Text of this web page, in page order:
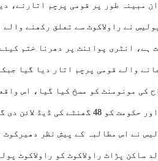
مبینہ طور پر قومی پرچم اتارنے،
نے راولاکوٹ سے تعلق رکھنے
ہے، انٹری پوائنٹ پر دھرنا ختم
والے قومی پرچم اتار دیا گیا
کی مونومنٹ کو مسخ کیا گیا، اس
مسلم کانفرنس کی طرف سے جائے وقوع پر احتجاج کیا
نے اس مطالبہ کے پیش نظر دھیرکوٹ
ساکن پڑاٹ راولاکوٹ کو راولاکوٹ